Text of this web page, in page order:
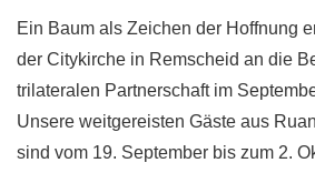
Ein Baum als Zeichen der Hoffnung
der Citykirche in Remscheid an die
trilateralen Partnerschaft im
Unsere weitgereisten Gäste aus
sind vom 19. September bis zum 2.